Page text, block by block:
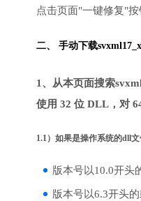
点击页面"一键修复"按
二、 手动下载
1、从本页面搜索
使用 32 位 DLL，对
1.1）如果是操作系统的dll
版本号以10.0开头
版本号以6.3开头